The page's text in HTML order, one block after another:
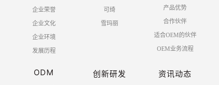
企业荣誉
企业文化
企业环境
发展历程
可绮
雪玛丽
产品优势
合作伙伴
适合OEM的伙伴
OEM业务流程
ODM 创新研发 资讯动态